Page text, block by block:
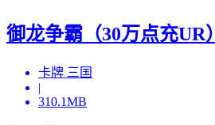
御龙争霸（30万点充UR）
卡牌 三国
|
310.1MB